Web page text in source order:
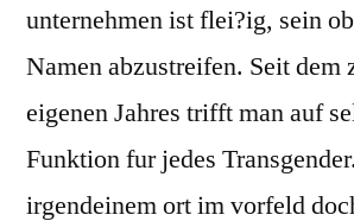
unternehmen ist flei?ig, sein
Namen abzustreifen. Seit dem
eigenen Jahres trifft man auf
Funktion fur jedes
irgendeinem ort im vorfeld